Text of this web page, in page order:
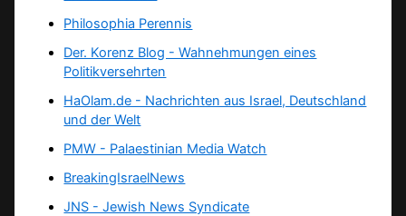
Philosophia Perennis
Der. Korenz Blog - Wahnehmungen eines
Politikversehrten
HaOlam.de - Nachrichten aus Israel, Deutschland
und der Welt
PMW - Palaestinian Media Watch
BreakingIsraelNews
JNS - Jewish News Syndicate